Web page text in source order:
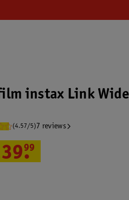
instax Link
(4.57/5) 7 reviews
.
99